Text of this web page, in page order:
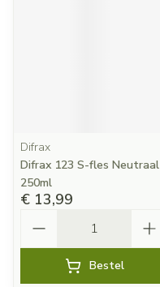
Difrax
Difrax 123 S-fles Neutraal
250ml
€ 13,99
Bestel